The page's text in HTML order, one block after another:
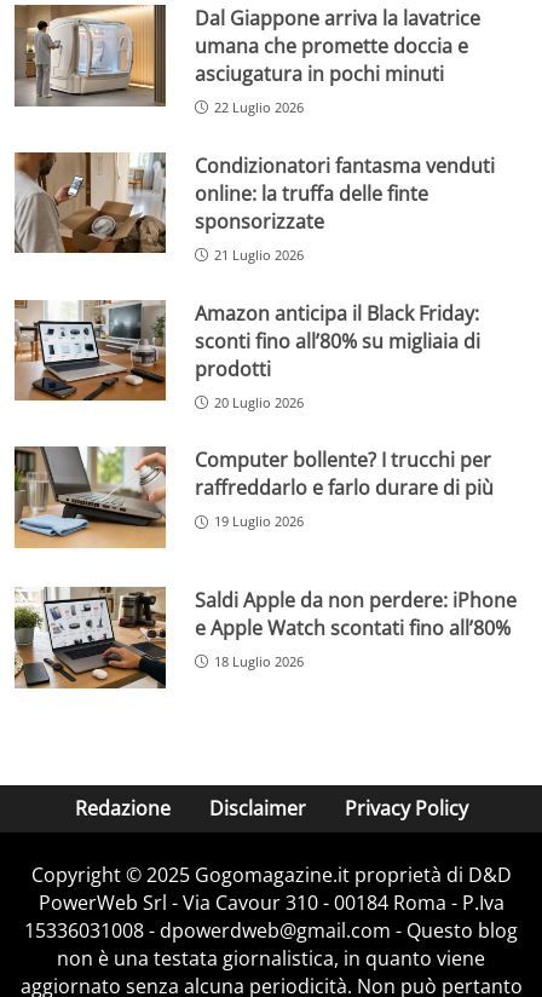
Dal Giappone arriva la lavatrice
umana che promette doccia e
asciugatura in pochi minuti
22 Luglio 2026
Condizionatori fantasma venduti
online: la truffa delle finte
sponsorizzate
21 Luglio 2026
Amazon anticipa il Black Friday:
sconti fino all’80% su migliaia di
prodotti
20 Luglio 2026
Computer bollente? I trucchi per
raffreddarlo e farlo durare di più
19 Luglio 2026
Saldi Apple da non perdere: iPhone
e Apple Watch scontati fino all’80%
18 Luglio 2026
Redazione Disclaimer Privacy Policy
Copyright © 2025 Gogomagazine.it proprietà di D&D
PowerWeb Srl - Via Cavour 310 - 00184 Roma - P.Iva
15336031008 - dpowerdweb@gmail.com - Questo blog
non è una testata giornalistica, in quanto viene
aggiornato senza alcuna periodicità. Non può pertanto